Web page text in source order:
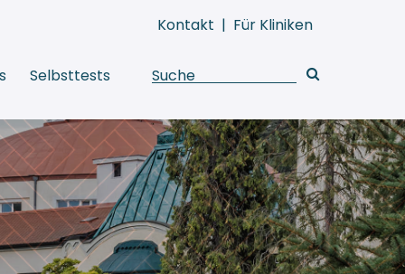
Kontakt | Für Kliniken
Selbsttests